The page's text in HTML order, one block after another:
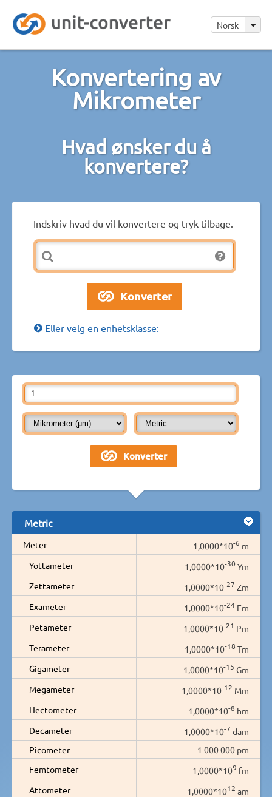
Norsk
Konvertering av
Mikrometer
Hvad ønsker du å
konvertere?
Indskriv hvad du vil konvertere og tryk tilbage.
Eller velg en enhetsklasse:
Metric
Meter 1,0000*10-6 m
Yottameter
1,0000*10-30 Ym
Zettameter
1,0000*10-27 Zm
Exameter
1,0000*10-24 Em
Petameter
1,0000*10-21 Pm
Terameter
1,0000*10-18 Tm
Gigameter
1,0000*10-15 Gm
Megameter
1,0000*10-12 Mm
Hectometer
1,0000*10-8 hm
Decameter
1,0000*10-7 dam
Picometer
1 000 000 pm
Femtometer
1,0000*109 fm
Attometer
1,0000*1012 am